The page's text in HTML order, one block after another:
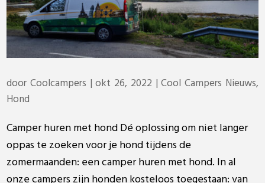
door Coolcampers |okt 26, 2022 |Cool Campers Nieuws,
Hond
Camper huren met hond Dé oplossing om niet langer
oppas te zoeken voor je hond tijdens de
zomermaanden: een camper huren met hond. In al